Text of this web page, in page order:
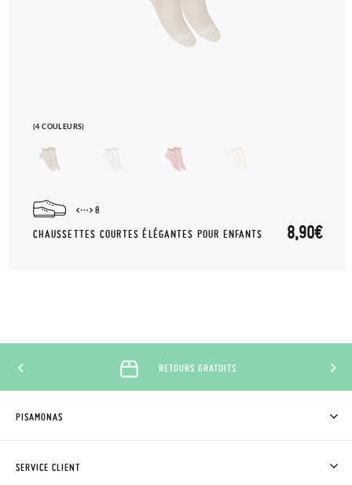
(4 COULEURS)
8
CHAUSSETTES COURTES ÉLÉGANTES POUR ENFANTS 8,90€
RETOURS GRATUITS
PISAMONAS
SERVICE CLIENT